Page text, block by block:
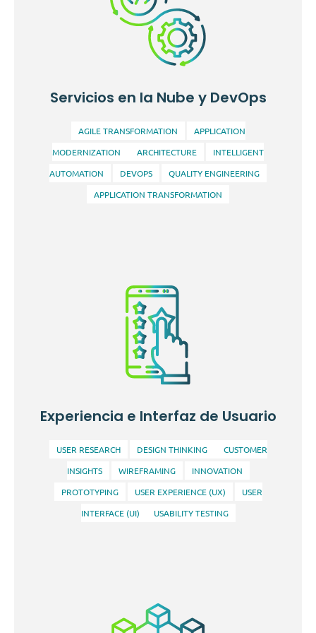
empresas y organismos automatizar procesos,
obtener insights a partir de grandes volúmenes de
Servicios en la Nube y DevOps
AGILE TRANSFORMATION
APPLICATION
MODERNIZATION
ARCHITECTURE
INTELLIGENT
AUTOMATION
DEVOPS
QUALITY ENGINEERING
APPLICATION TRANSFORMATION
Facilitamos la integración y entrega continua de
operaciones. Este servicio permite a las
organizaciones adoptar prácticas ágiles, mejorar la
comercialización de sus productos.
Experiencia e Interfaz de Usuario
USER RESEARCH DESIGN THINKING
CUSTOMER
INSIGHTS
WIREFRAMING
INNOVATION
PROTOTYPING
USER EXPERIENCE (UX)
USER
INTERFACE (UI)
USABILITY TESTING